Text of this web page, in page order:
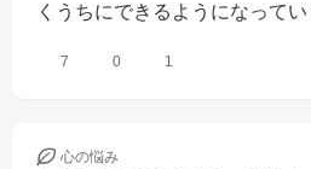
くうちにできるようになって
7 0 1
心の悩み